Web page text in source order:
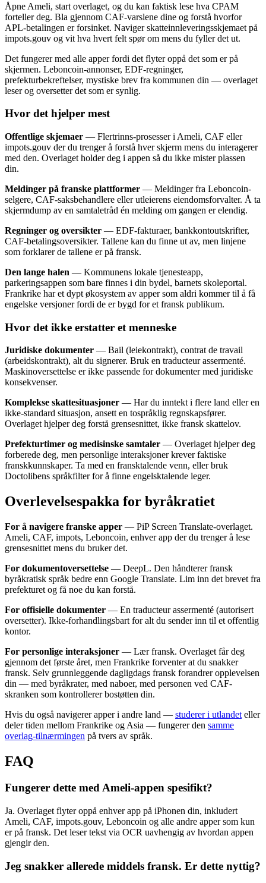
Åpne Ameli, start overlaget, og du kan faktisk lese hva CPAM
forteller deg. Bla gjennom CAF-varslene dine og forstå hvorfor
APL-betalingen er forsinket. Naviger skatteinnleveringsskjemaet på
impots.gouv og vit hva hvert felt spør om mens du fyller det ut.
Det fungerer med alle apper fordi det flyter oppå det som er på
skjermen. Leboncoin-annonser, EDF-regninger,
prefekturbekreftelser, mystiske brev fra kommunen din — overlaget
leser og oversetter det som er synlig.
Hvor det hjelper mest
Offentlige skjemaer — Flertrinns-prosesser i Ameli, CAF eller
impots.gouv der du trenger å forstå hver skjerm mens du interagerer
med den. Overlaget holder deg i appen så du ikke mister plassen
din.
Meldinger på franske plattformer — Meldinger fra Leboncoin-
selgere, CAF-saksbehandlere eller utleierens eiendomsforvalter. Å ta
skjermdump av en samtaletråd én melding om gangen er elendig.
Regninger og oversikter — EDF-fakturaer, bankkontoutskrifter,
CAF-betalingsoversikter. Tallene kan du finne ut av, men linjene
som forklarer de tallene er på fransk.
Den lange halen — Kommunens lokale tjenesteapp,
parkeringsappen som bare finnes i din bydel, barnets skoleportal.
Frankrike har et dypt økosystem av apper som aldri kommer til å få
engelske versjoner fordi de er bygd for et fransk publikum.
Hvor det ikke erstatter et menneske
Juridiske dokumenter — Bail (leiekontrakt), contrat de travail
(arbeidskontrakt), alt du signerer. Bruk en traducteur assermenté.
Maskinoversettelse er ikke passende for dokumenter med juridiske
konsekvenser.
Komplekse skattesituasjoner — Har du inntekt i flere land eller en
ikke-standard situasjon, ansett en tospråklig regnskapsfører.
Overlaget hjelper deg forstå grensesnittet, ikke fransk skattelov.
Prefekturtimer og medisinske samtaler — Overlaget hjelper deg
forberede deg, men personlige interaksjoner krever faktiske
franskkunnskaper. Ta med en fransktalende venn, eller bruk
Doctolibens språkfilter for å finne engelsktalende leger.
Overlevelsespakka for byråkratiet
For å navigere franske apper — PiP Screen Translate-overlaget.
Ameli, CAF, impots, Leboncoin, enhver app der du trenger å lese
grensesnittet mens du bruker det.
For dokumentoversettelse — DeepL. Den håndterer fransk
byråkratisk språk bedre enn Google Translate. Lim inn det brevet fra
prefekturet og få noe du kan forstå.
For offisielle dokumenter — En traducteur assermenté (autorisert
oversetter). Ikke-forhandlingsbart for alt du sender inn til et offentlig
kontor.
For personlige interaksjoner — Lær fransk. Overlaget får deg
gjennom det første året, men Frankrike forventer at du snakker
fransk. Selv grunnleggende dagligdags fransk forandrer opplevelsen
din — med byråkrater, med naboer, med personen ved CAF-
skranken som kontrollerer bostøtten din.
Hvis du også navigerer apper i andre land — studerer i utlandet eller
deler tiden mellom Frankrike og Asia — fungerer den samme
overlag-tilnærmingen på tvers av språk.
FAQ
Fungerer dette med Ameli-appen spesifikt?
Ja. Overlaget flyter oppå enhver app på iPhonen din, inkludert
Ameli, CAF, impots.gouv, Leboncoin og alle andre apper som kun
er på fransk. Det leser tekst via OCR uavhengig av hvordan appen
gjengir den.
Jeg snakker allerede middels fransk. Er dette nyttig?